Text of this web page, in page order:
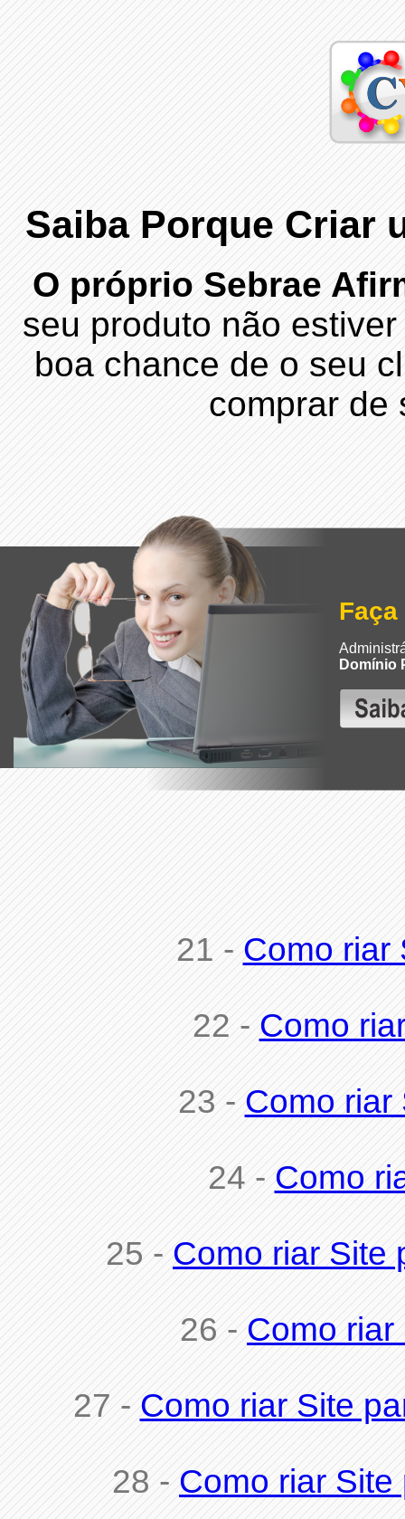
Saiba Porque Criar
O próprio Sebrae
seu produto não
boa chance de o seu
comprar de
Domínio
21 -Como riar
22 -Como
23 -Como riar
24 -Como
25 -Como riar Site
26 -Como
27 -Como riar Site
28 -Como riar